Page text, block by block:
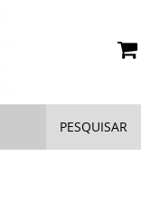
PESQUISAR